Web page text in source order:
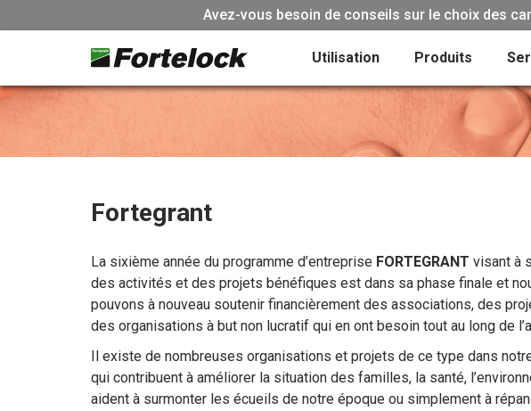
Avez-vous besoin de conseils sur le choix des
Utilisation Produits
Fortegrant
La sixième année du programme d’entreprise FORTEGRANT visant à
des activités et des projets bénéfiques est dans sa phase finale et
pouvons à nouveau soutenir financièrement des associations, des
des organisations à but non lucratif qui en ont besoin tout au long de
Il existe de nombreuses organisations et projets de ce type dans
qui contribuent à améliorer la situation des familles, la santé,
aident à surmonter les écueils de notre époque ou simplement à